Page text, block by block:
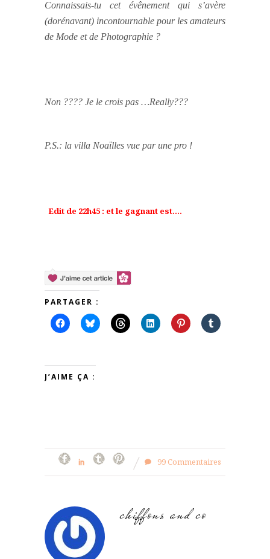
Connaissais-tu cet évênement qui s’avère
(dorénavant) incontournable pour les amateurs
de Mode et de Photographie ?
Non ???? Je le crois pas …Really???
P.S.: la villa Noaïlles vue par une pro !
Edit de 22h45 : et le gagnant est….
PARTAGER :
J’AIME ÇA :
99 Commentaires
chiffons and co